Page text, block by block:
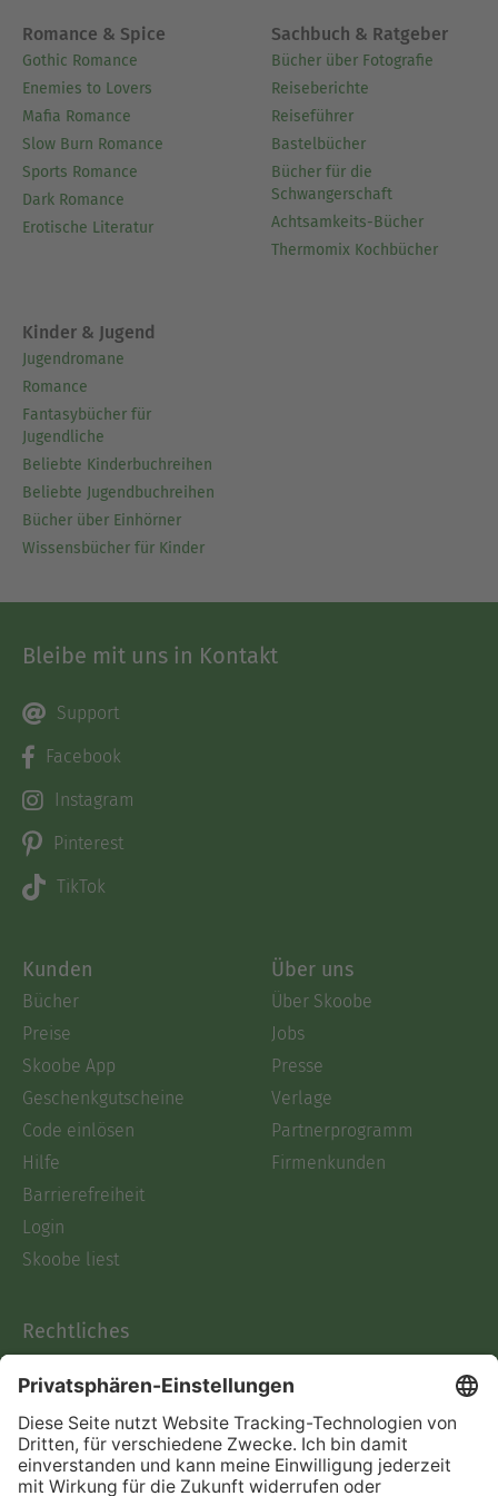
vergelijken, wat een rijker begrip van het
overkoepelende gesprek bevordert.- Tot slot
benadrukken onze zorgvuldig geselecteerde
Gedenkwaardige citaten essentiële passages en
keerpunten, als ankerpunten voor de centrale
thema's van deze collectie.
Ausblenden
Romance & Spice
Gothic Romance
Enemies to Lovers
Mafia Romance
Slow Burn Romance
Sports Romance
Dark Romance
Erotische Literatur
Sachbuch & Ratgeber
Bücher über Fotografie
Reiseberichte
Reiseführer
Bastelbücher
Bücher für die
Schwangerschaft
Achtsamkeits-Bücher
Thermomix Kochbücher
Kinder & Jugend
Jugendromane
Romance
Fantasybücher für
Jugendliche
Beliebte Kinderbuchreihen
Beliebte Jugendbuchreihen
Bücher über Einhörner
Wissensbücher für Kinder
Bleibe mit uns in Kontakt
Support
Facebook
Instagram
Pinterest
TikTok
Kunden
Bücher
Preise
Skoobe App
Geschenkgutscheine
Code einlösen
Hilfe
Barrierefreiheit
Login
Skoobe liest
Über uns
Über Skoobe
Jobs
Presse
Verlage
Partnerprogramm
Firmenkunden
Rechtliches
AGB
Informationen nach Data
Act
Verträge hier kündigen